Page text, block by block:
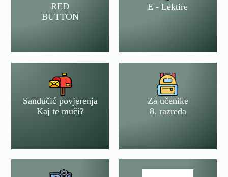
RED
BUTTON
E - Lektire
Sandučić povjerenja
Kaj te muči?
Za učenike
8. razreda